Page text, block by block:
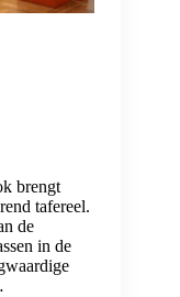
brengt
tafereel.
de
in de